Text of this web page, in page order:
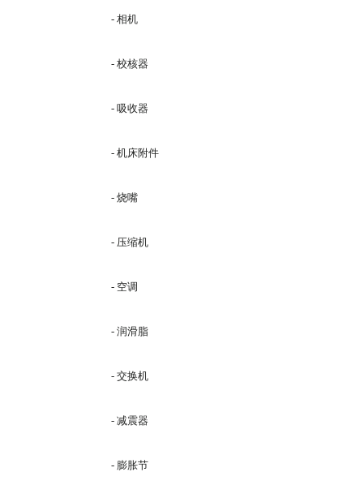
- 相机
- 校核器
- 吸收器
- 机床附件
- 烧嘴
- 压缩机
- 空调
- 润滑脂
- 交换机
- 减震器
- 膨胀节